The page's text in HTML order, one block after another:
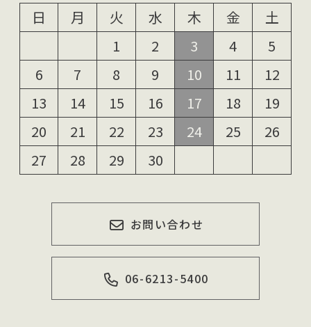
日
月 火 水 木 金
土
1
2 3 4
5
6
7 8 9 10 11
12
13
14 15 16 17 18
19
20
21 22 23 24 25
26
27
28 29 30
お問い合わせ
06-6213-5400